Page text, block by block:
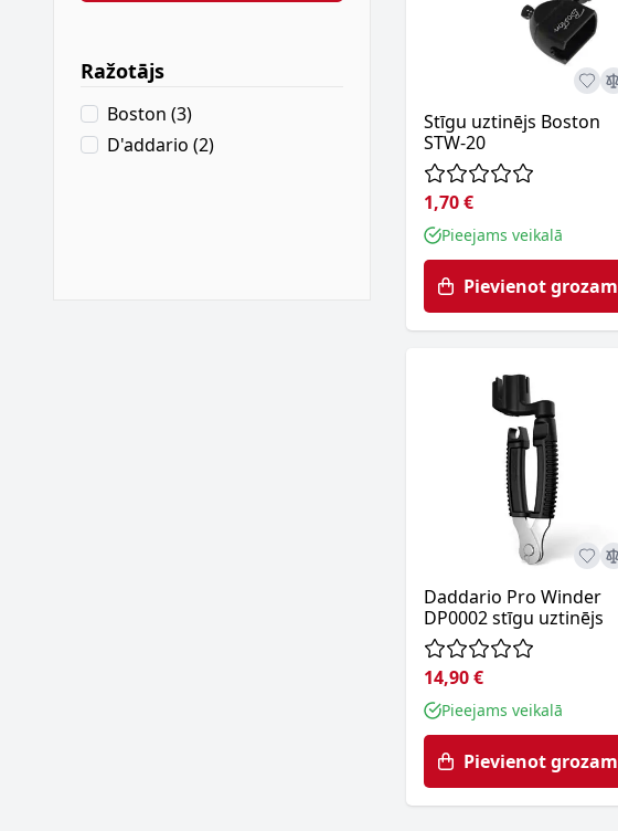
Ražotājs
filterBoston (3products available
)
D'addario (2products available
)
Stīgu uztinējs Boston
STW-20
1,70 €
Pieejams veikalā
Pievienot grozam
Daddario Pro Winder
DP0002 stīgu uztinējs
14,90 €
Pieejams veikalā
Pievienot grozam